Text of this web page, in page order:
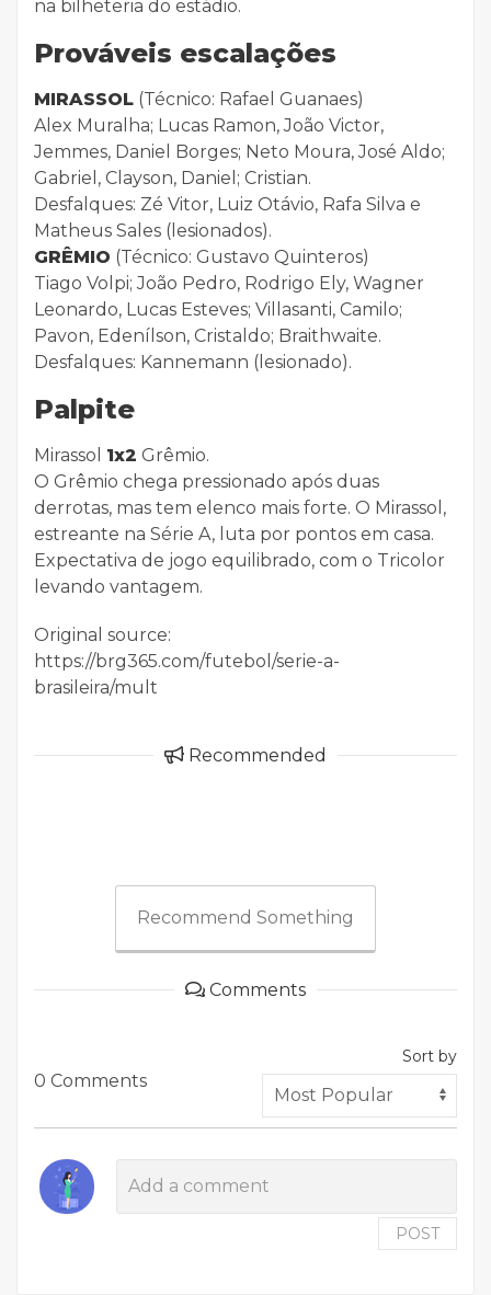
na bilheteria do estádio.
Prováveis escalações
MIRASSOL (Técnico: Rafael Guanaes)
Alex Muralha; Lucas Ramon, João Victor,
Jemmes, Daniel Borges; Neto Moura, José Aldo;
Gabriel, Clayson, Daniel; Cristian.
Desfalques: Zé Vitor, Luiz Otávio, Rafa Silva e
Matheus Sales (lesionados).
GRÊMIO (Técnico: Gustavo Quinteros)
Tiago Volpi; João Pedro, Rodrigo Ely, Wagner
Leonardo, Lucas Esteves; Villasanti, Camilo;
Pavon, Edenílson, Cristaldo; Braithwaite.
Desfalques: Kannemann (lesionado).
Palpite
Mirassol 1x2 Grêmio.
O Grêmio chega pressionado após duas
derrotas, mas tem elenco mais forte. O Mirassol,
estreante na Série A, luta por pontos em casa.
Expectativa de jogo equilibrado, com o Tricolor
levando vantagem.
Original source:
https://brg365.com/futebol/serie-a-
brasileira/mult
Recommended
Recommend Something
Comments
0 Comments
Sort by
POST